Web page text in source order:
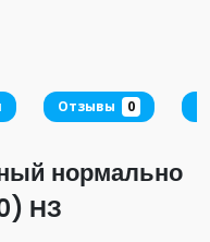
Отзывы 0
нормально
НЗ